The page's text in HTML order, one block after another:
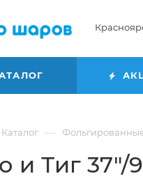
Каталог —
и Тиг 37"/